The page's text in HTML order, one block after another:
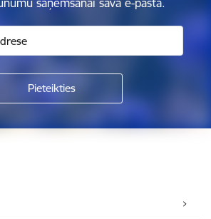
saņemšanai savā e-pastā.